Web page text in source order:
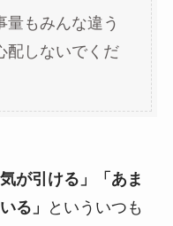
量もみんな違う
配しないでくだ
が引ける」「あま
る」
といういつも